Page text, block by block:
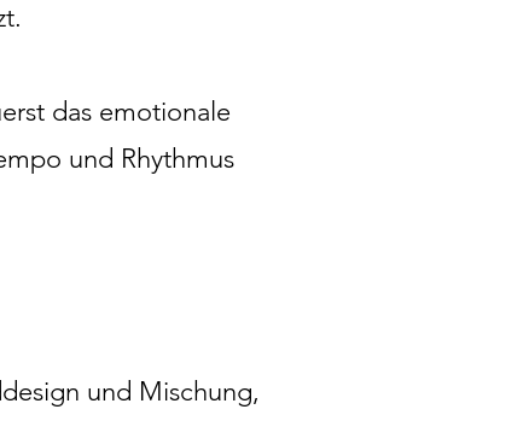
das emotionale
und Rhythmus
und Mischung,